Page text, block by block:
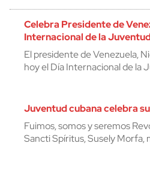
Celebra Presidente de
Internacional de la
El presidente de Venezuela,
hoy el Día Internacional de la
Juventud cubana celebra
Fuimos, somos y seremos
Sancti Spíritus, Susely